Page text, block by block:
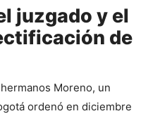
juzgado y el
de
Moreno, un
ordenó en diciembre